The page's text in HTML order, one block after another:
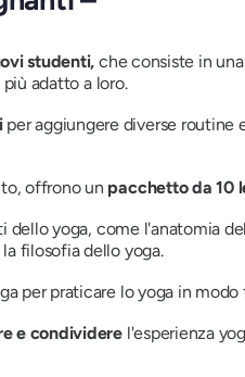
studenti, che consiste in
adatto a loro.
per aggiungere diverse routine
offrono un pacchetto da 10
dello yoga, come l'anatomia
filosofia dello yoga.
per praticare lo yoga in
e condividerel'esperienza